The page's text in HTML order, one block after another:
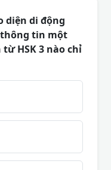
diện di động
tin một
HSK 3 nào chỉ